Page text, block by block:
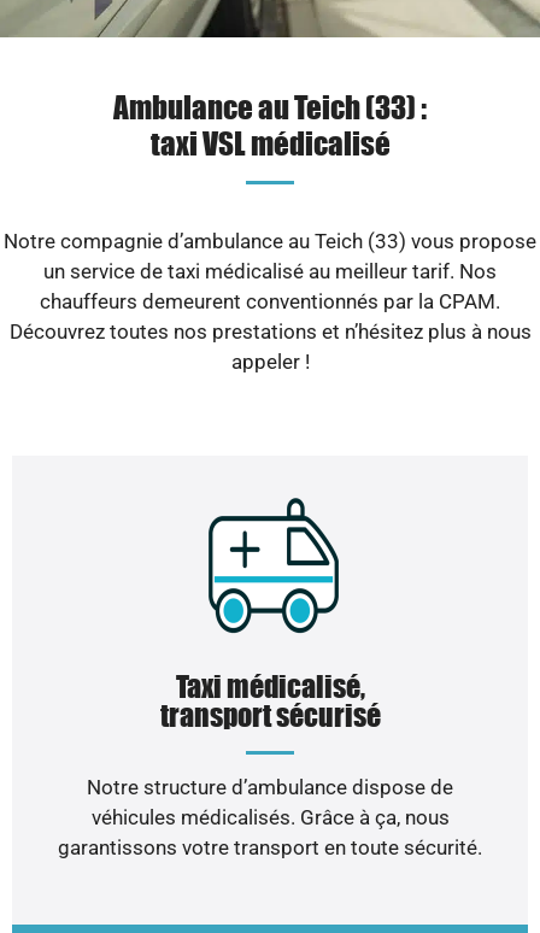
Ambulance au Teich (33) :
taxi VSL médicalisé
Notre compagnie d’ambulance au Teich (33) vous propose
un service de taxi médicalisé au meilleur tarif. Nos
chauffeurs demeurent conventionnés par la CPAM.
Découvrez toutes nos prestations et n’hésitez plus à nous
appeler !
Taxi médicalisé,
transport sécurisé
Notre structure d’ambulance dispose de
véhicules médicalisés. Grâce à ça, nous
garantissons votre transport en toute sécurité.